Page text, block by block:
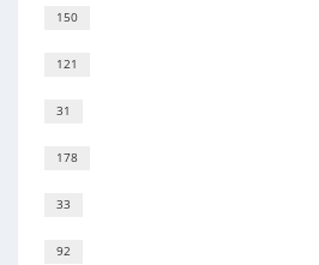
150
121
31
178
33
92